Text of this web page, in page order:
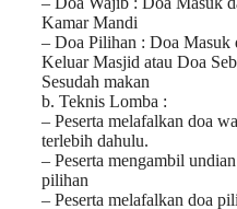
Kamar Mandi
– Doa Pilihan : Doa Masuk
Keluar Masjid atau Doa
Sesudah makan
b. Teknis Lomba :
– Peserta melafalkan doa
terlebih dahulu.
– Peserta mengambil
pilihan
– Peserta melafalkan doa